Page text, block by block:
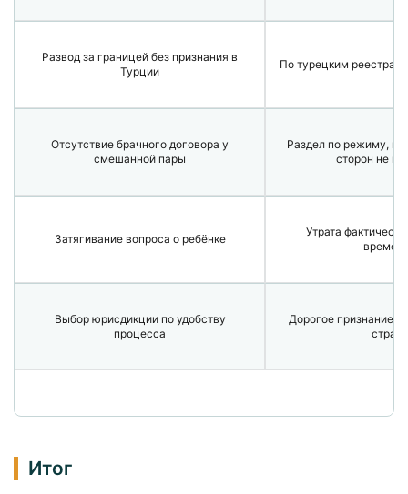
Развод за границей без признания в
Турции
По турецким реестрам
Отсутствие брачного договора у
смешанной пары
Раздел по режиму,
сторон не
Затягивание вопроса о ребёнке
Утрата
Выбор юрисдикции по удобству
процесса
Дорогое признание
стране
Итог